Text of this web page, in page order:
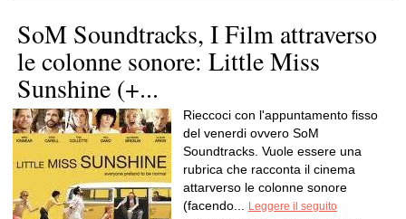
SoM Soundtracks, I Film attraverso
le colonne sonore: Little Miss
Sunshine (+...
Rieccoci con l'appuntamento fisso
del venerdi ovvero SoM
Soundtracks. Vuole essere una
rubrica che racconta il cinema
attarverso le colonne sonore
(facendo...
Leggere il seguito